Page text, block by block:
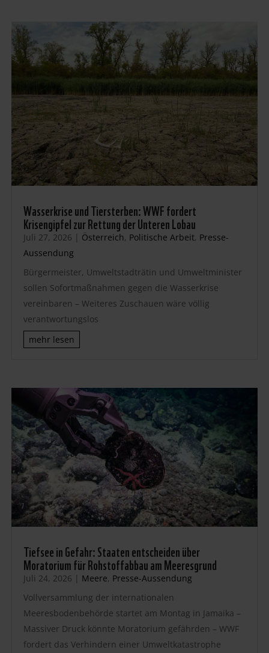
Wasserkrise und Tiersterben: WWF fordert
Krisengipfel zur Rettung der Unteren Lobau
Juli 27, 2026 | Österreich, Politische Arbeit, Presse-
Aussendung
Bürgermeister, Umweltstadträtin und Umweltminister
sollen Sofortmaßnahmen gegen die Wasserkrise
vereinbaren – Weiteres Zuschauen wäre völlig
verantwortungslos
mehr lesen
Tiefsee in Gefahr: Staaten entscheiden über
Moratorium für Rohstoffabbau am Meeresgrund
Juli 24, 2026 | Meere, Presse-Aussendung
Vollversammlung der internationalen
Meeresbodenbehörde startet am Montag in Jamaika –
Massiver Druck könnte Moratorium gefährden – WWF
fordert das Verhindern einer Umweltkatastrophe